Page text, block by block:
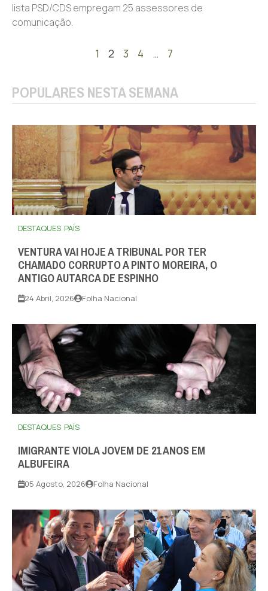
lista PSD/CDS empregam 25 assessores de
comunicação.
1 2 3 4 … 7
POPULARES NESTA SEMANA
DESTAQUES PAÍS
VENTURA VAI HOJE A TRIBUNAL POR TER
CHAMADO CORRUPTO A PINTO MOREIRA, O
ANTIGO AUTARCA DE ESPINHO
24 Abril, 2026 Folha Nacional
DESTAQUES PAÍS
IMIGRANTE VIOLA JOVEM DE 21 ANOS EM
ALBUFEIRA
05 Agosto, 2026 Folha Nacional